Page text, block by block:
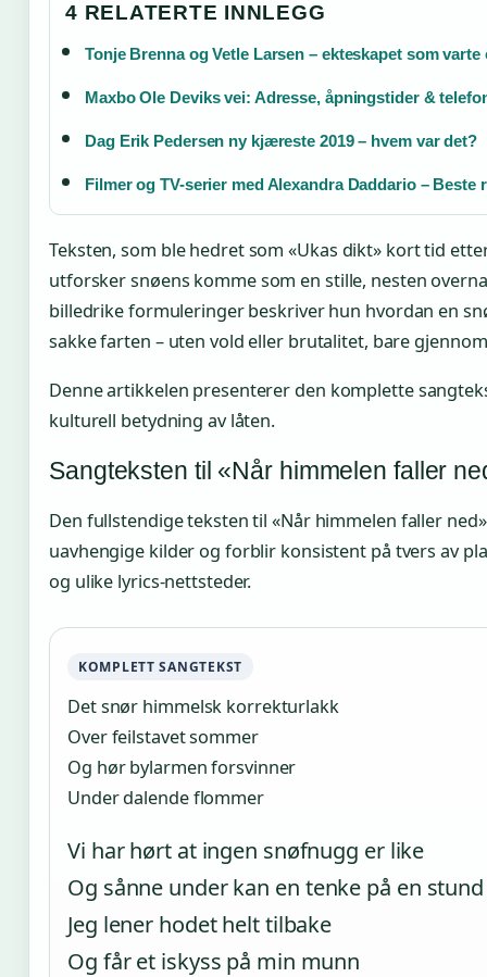
4 RELATERTE INNLEGG
Tonje Brenna og Vetle Larsen – ekteskapet som varte
Maxbo Ole Deviks vei: Adresse, åpningstider &
Dag Erik Pedersen ny kjæreste 2019 – hvem var det?
Filmer og TV-serier med Alexandra Daddario – Beste
Teksten, som ble hedret som «Ukas dikt» kort tid
utforsker snøens komme som en stille, nesten
billedrike formuleringer beskriver hun hvordan en
sakke farten – uten vold eller brutalitet, bare
Denne artikkelen presenterer den komplette
kulturell betydning av låten.
Sangteksten til «Når himmelen faller
Den fullstendige teksten til «Når himmelen faller
uavhengige kilder og forblir konsistent på tvers av
og ulike lyrics-nettsteder.
KOMPLETT SANGTEKST
Det snør himmelsk korrekturlakk
Over feilstavet sommer
Og hør bylarmen forsvinner
Under dalende flommer
Vi har hørt at ingen snøfnugg er like
Og sånne under kan en tenke på en stund
Jeg lener hodet helt tilbake
Og får et iskyss på min munn